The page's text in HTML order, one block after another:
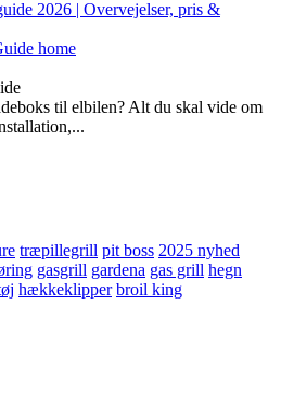
2026 | Overvejelser, pris &
home
til elbilen? Alt du skal vide om
træpillegrill pit boss 2025 nyhed
gasgrill gardena gas grill hegn
hækkeklipper broil king